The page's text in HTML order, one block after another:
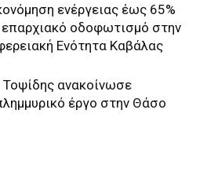
ενέργειας έως 65%
οδοφωτισμό στην
Ενότητα Καβάλας
ανακοίνωσε
έργο στην Θάσο